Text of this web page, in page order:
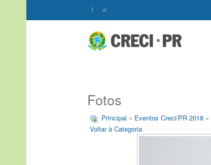
Fotos
Principal » Eventos Creci/PR 2018 »
Voltar à Categoria